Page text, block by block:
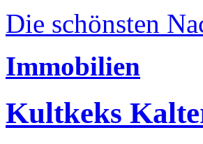
Die schönsten
Immobilien
Kultkeks